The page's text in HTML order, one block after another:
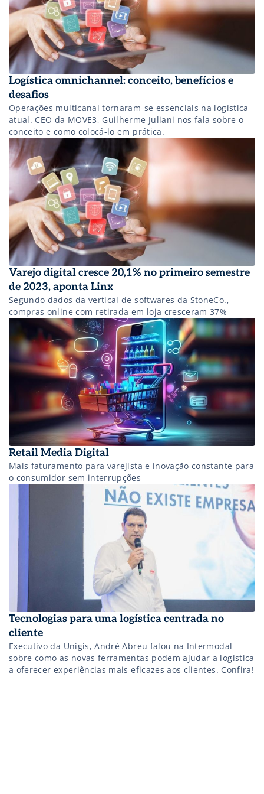
Logística omnichannel: conceito, benefícios e
desafios
Operações multicanal tornaram-se essenciais na logística
atual. CEO da MOVE3, Guilherme Juliani nos fala sobre o
conceito e como colocá-lo em prática.
Varejo digital cresce 20,1% no primeiro semestre
de 2023, aponta Linx
Segundo dados da vertical de softwares da StoneCo.,
compras online com retirada em loja cresceram 37%
Retail Media Digital
Mais faturamento para varejista e inovação constante para
o consumidor sem interrupções
Tecnologias para uma logística centrada no
cliente
Executivo da Unigis, André Abreu falou na Intermodal
sobre como as novas ferramentas podem ajudar a logística
a oferecer experiências mais eficazes aos clientes. Confira!